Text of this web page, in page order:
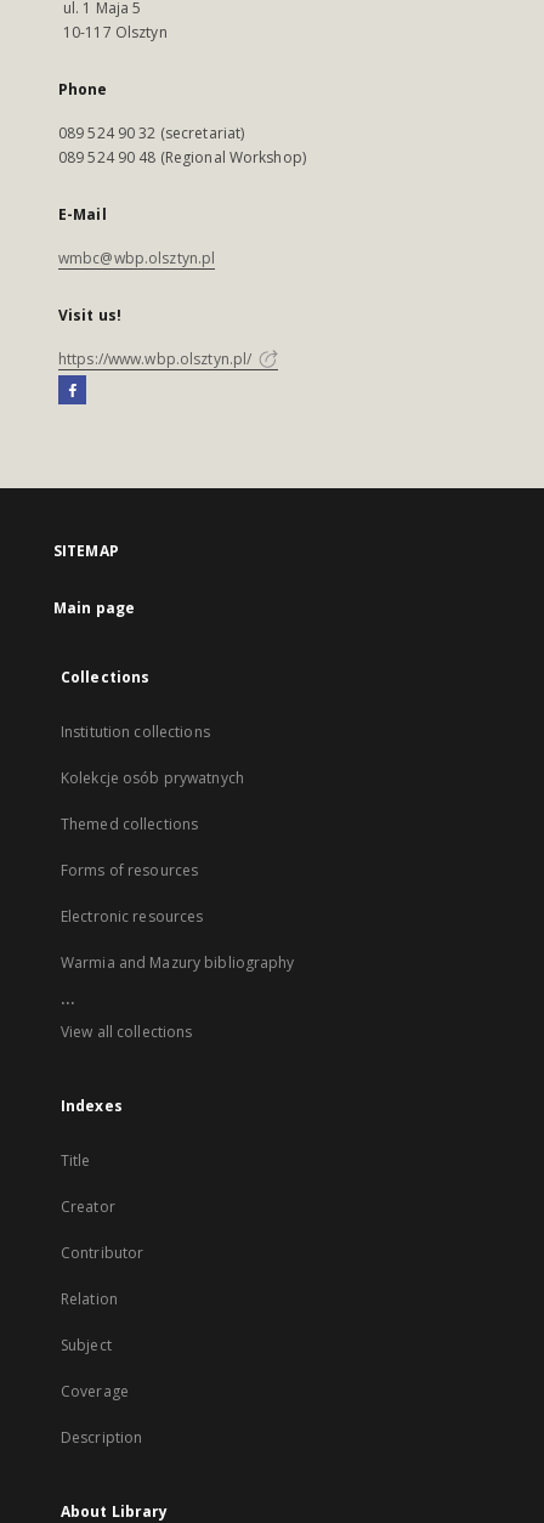
ul. 1 Maja 5
10-117 Olsztyn
Phone
089 524 90 32 (secretariat)
089 524 90 48 (Regional Workshop)
E-Mail
wmbc@wbp.olsztyn.pl
Visit us!
https://www.wbp.olsztyn.pl/
SITEMAP
Main page
Collections
Institution collections
Kolekcje osób prywatnych
Themed collections
Forms of resources
Electronic resources
Warmia and Mazury bibliography
...
View all collections
Indexes
Title
Creator
Contributor
Relation
Subject
Coverage
Description
About Library